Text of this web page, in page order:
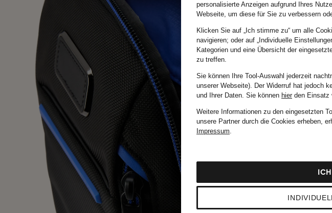
personalisierte Anzeigen aufgrund Ihres
Webseite, um diese für Sie zu verbessern
Klicken Sie auf „Ich stimme zu“ um alle
navigieren; oder auf „Individuelle
Kategorien und eine Übersicht der
zu treffen.
Sie können Ihre Tool-Auswahl jederzeit
unserer Webseite). Der Widerruf hat jedoch
und Ihrer Daten. Sie können hierden Einsatz
Weitere Informationen zu den eingesetzten
unsere Partner durch die Cookies erheben,
Impressum.